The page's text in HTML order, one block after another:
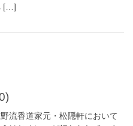
[…]
流香道家元・松隠軒において